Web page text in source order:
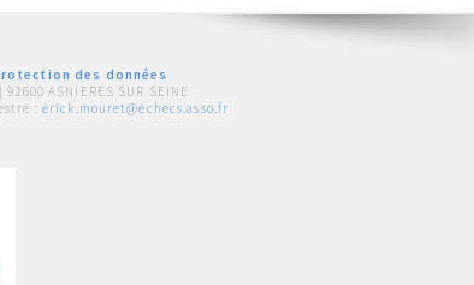
des données
ASNIERES SUR SEINE
: erick.mouret@echecs.asso.fr